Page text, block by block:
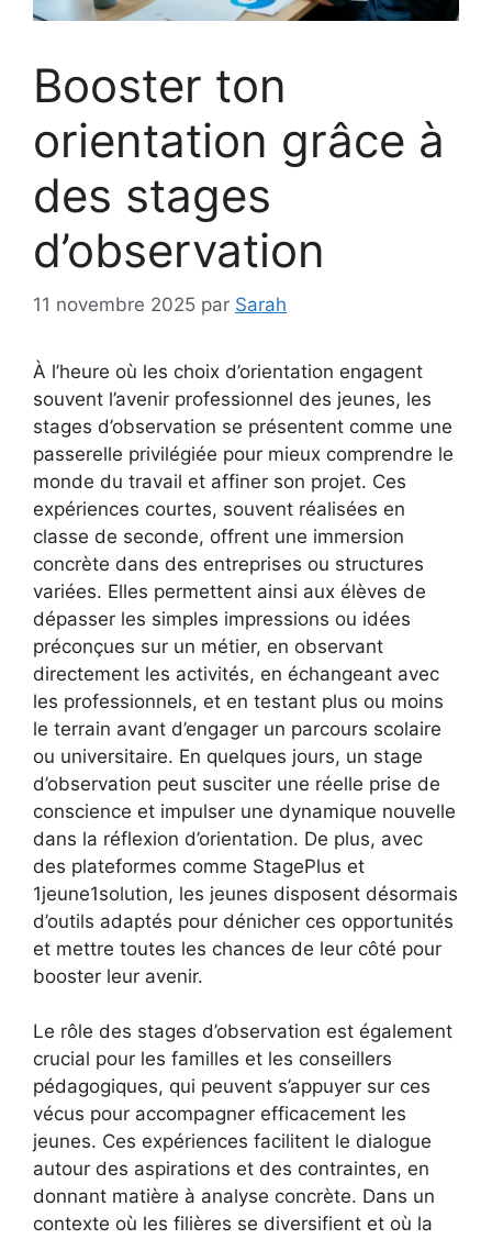
Booster ton
orientation grâce à
des stages
d’observation
11 novembre 2025 par Sarah
À l’heure où les choix d’orientation engagent
souvent l’avenir professionnel des jeunes, les
stages d’observation se présentent comme une
passerelle privilégiée pour mieux comprendre le
monde du travail et affiner son projet. Ces
expériences courtes, souvent réalisées en
classe de seconde, offrent une immersion
concrète dans des entreprises ou structures
variées. Elles permettent ainsi aux élèves de
dépasser les simples impressions ou idées
préconçues sur un métier, en observant
directement les activités, en échangeant avec
les professionnels, et en testant plus ou moins
le terrain avant d’engager un parcours scolaire
ou universitaire. En quelques jours, un stage
d’observation peut susciter une réelle prise de
conscience et impulser une dynamique nouvelle
dans la réflexion d’orientation. De plus, avec
des plateformes comme StagePlus et
1jeune1solution, les jeunes disposent désormais
d’outils adaptés pour dénicher ces opportunités
et mettre toutes les chances de leur côté pour
booster leur avenir.
Le rôle des stages d’observation est également
crucial pour les familles et les conseillers
pédagogiques, qui peuvent s’appuyer sur ces
vécus pour accompagner efficacement les
jeunes. Ces expériences facilitent le dialogue
autour des aspirations et des contraintes, en
donnant matière à analyse concrète. Dans un
contexte où les filières se diversifient et où la